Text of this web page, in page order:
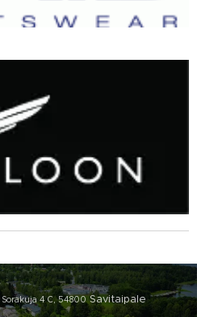
Sorakuja 4 C, 54800Savitaipale